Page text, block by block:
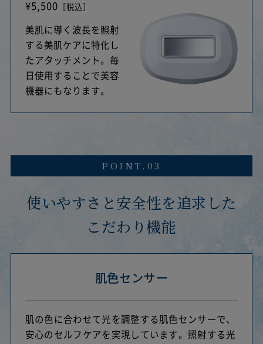
¥5,500 ［税込］
美肌に導く波長を照射
する美肌ケアに特化し
たアタッチメント。毎
日使用することで美容
機器にもなります。
POINT.03
使いやすさと安全性を追求した
こだわり機能
肌色センサー
肌の色に合わせて光を調整する肌色センサーで、
安心のセルフケアを実現しています。 照射する光